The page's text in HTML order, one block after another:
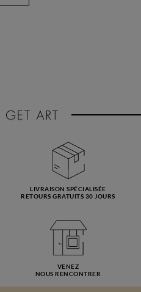
LIVRAISON SPÉCIALISÉE
RETOURS GRATUITS 30 JOURS
VENEZ
NOUS RENCONTRER